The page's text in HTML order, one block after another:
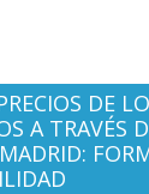
DE
A TRAVÉS